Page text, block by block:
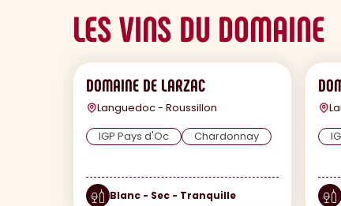
LES VINS DU DOMAINE
DOMAINE DE LARZAC
Languedoc - Roussillon
IGP Pays d'Oc
Chardonnay
Blanc - Sec - Tranquille